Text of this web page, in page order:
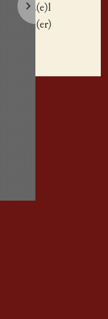
Ffre(n)cz(e)l
Happhen(er)